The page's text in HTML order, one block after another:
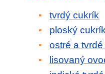
tvrdý cukrík
ploský cukrík
ostré a
lisovaný